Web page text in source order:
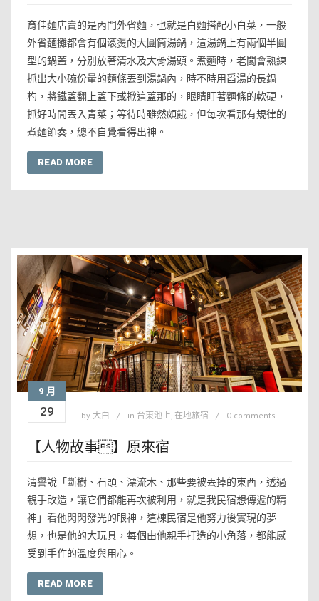
育佳麵店賣的是內門外省麵，也就是白麵搭配小白菜，一般
外省麵攤都會有個滾燙的大圓筒湯鍋，這湯鍋上有兩個半圓
型的鍋蓋，分別放著清水及大骨湯頭。煮麵時，老闆會熟練
抓出大小碗份量的麵條丟到湯鍋內，時不時用舀湯的長鍋
杓，將鐵蓋翻上蓋下或掀這蓋那的，眼睛盯著麵條的軟硬，
抓好時間丟入青菜；等待時雖然頗餓，但每次看那有規律的
煮麵節奏，總不自覺看得出神。
READ MORE
9 月
29 by 大白 in 台東池上 在地旅宿 0 comments
【人物故事】原來宿
清譽說「斷樹、石頭、漂流木、那些要被丟掉的東西，透過
親手改造，讓它們都能再次被利用，就是我民宿想傳遞的精
神」看他閃閃發光的眼神，這棟民宿是他努力後實現的夢
想，也是他的大玩具，每個由他親手打造的小角落，都能感
受到手作的溫度與用心。
READ MORE